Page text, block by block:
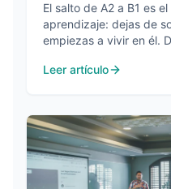
El salto de A2 a B1 es
aprendizaje: dejas de
empiezas a vivir en él.
Leer artículo